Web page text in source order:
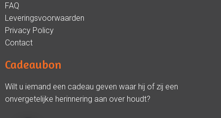
FAQ
Leveringsvoorwaarden
Privacy Policy
Contact
Cadeaubon
Wilt u iemand een cadeau geven waar hij of zij een
onvergetelijke herinnering aan over houdt?